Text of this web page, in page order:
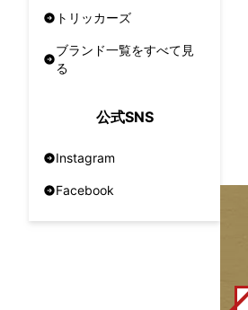
トリッカーズ
ブランド一覧をすべて見
る
公式SNS
Instagram
Facebook